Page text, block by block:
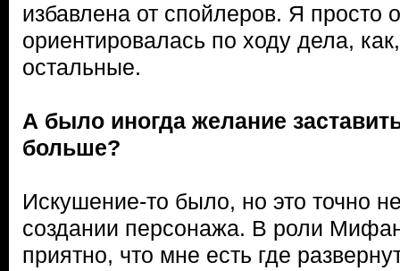
избавлена от спойлеров. Я просто
ориентировалась по ходу дела,
остальные.
А было иногда желание
больше?
Искушение-то было, но это точно
создании персонажа. В роли
приятно, что мне есть где